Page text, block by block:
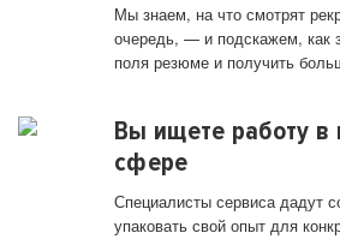
Мы знаем, на что смотрят
очередь, — и подскажем, как
поля резюме и получить
Вы ищете работу в
сфере
Специалисты сервиса дадут
упаковать свой опыт для